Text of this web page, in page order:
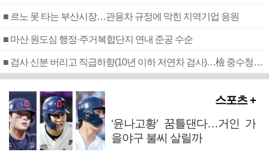
■ 르노 못 타는 부산시장…관용차 규정에 막힌 지역기업 응원
■ 마산 원도심 행정·주거복합단지 연내 준공 수순
■ 검사 신분 버리고 직급하향(10년 이하 저연차 검사)…檢 중수청행 기피
스포츠 +
‘윤나고황’ 꿈틀댄다…거인 가
을야구 불씨 살릴까